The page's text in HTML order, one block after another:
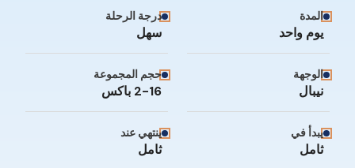
المدة
يوم واحد
درجة الرحلة
سهل
الوجهة
نيبال
حجم المجموعة
2-16 باكس
يبدأ في
ثامل
ينتهي عند
ثامل